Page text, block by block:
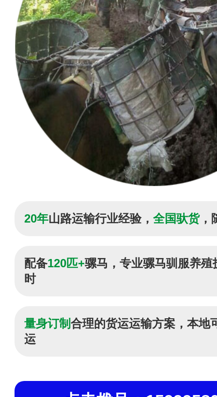
20年山路运输行业经验， 全国驮货，
配备120匹+骡马，专业骡马驯服养殖
时
量身订制合理的货运运输方案，本地
运